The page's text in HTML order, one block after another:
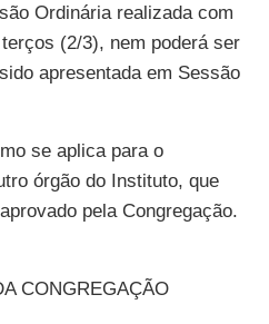
Ordinária realizada com
(2/3), nem poderá ser
apresentada em Sessão
se aplica para o
órgão do Instituto, que
pela Congregação.
CONGREGAÇÃO